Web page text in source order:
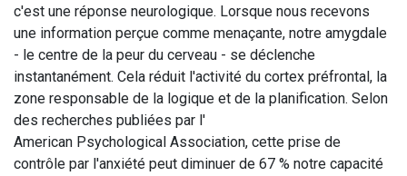
c'est une réponse neurologique. Lorsque nous recevons
une information perçue comme menaçante, notre amygdale
- le centre de la peur du cerveau - se déclenche
instantanément. Cela réduit l'activité du cortex préfrontal, la
zone responsable de la logique et de la planification. Selon
des recherches publiées par l'
American Psychological Association, cette prise de
contrôle par l'anxiété peut diminuer de 67 % notre capacité